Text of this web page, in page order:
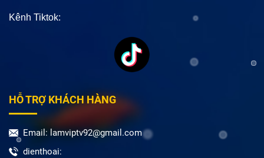
Kênh Tiktok:
HỖ TRỢ KHÁCH HÀNG
Email: lamviptv92@gmail.com
dienthoai: